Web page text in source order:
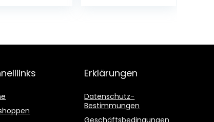
Erklärungen
Datenschutz-
Bestimmungen
Geschäftsbedingungen